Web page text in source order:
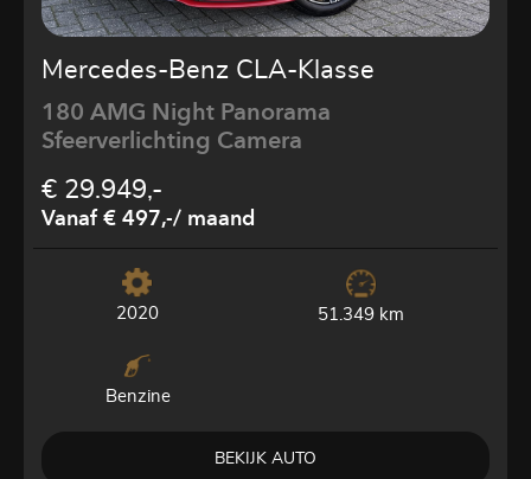
Mercedes-Benz CLA-Klasse
180 AMG Night Panorama
Sfeerverlichting Camera
€ 29.949,-
Vanaf € 497,-/ maand
2020 51.349 km
Benzine
BEKIJK AUTO